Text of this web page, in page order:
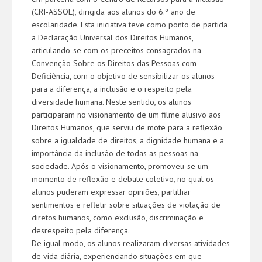
(CRI-ASSOL), dirigida aos alunos do 6.º ano de
escolaridade. Esta iniciativa teve como ponto de partida
a Declaração Universal dos Direitos Humanos,
articulando-se com os preceitos consagrados na
Convenção Sobre os Direitos das Pessoas com
Deficiência, com o objetivo de sensibilizar os alunos
para a diferença, a inclusão e o respeito pela
diversidade humana. Neste sentido, os alunos
participaram no visionamento de um filme alusivo aos
Direitos Humanos, que serviu de mote para a reflexão
sobre a igualdade de direitos, a dignidade humana e a
importância da inclusão de todas as pessoas na
sociedade. Após o visionamento, promoveu-se um
momento de reflexão e debate coletivo, no qual os
alunos puderam expressar opiniões, partilhar
sentimentos e refletir sobre situações de violação de
diretos humanos, como exclusão, discriminação e
desrespeito pela diferença.
De igual modo, os alunos realizaram diversas atividades
de vida diária, experienciando situações em que